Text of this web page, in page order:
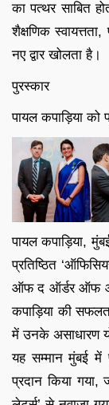
का पत्थर साबित
शैक्षणिक
नए द्वार खोलता है।
पुरस्कार
पायल कपाड़िया को
पायल कपाड़िया,
प्रतिष्ठित
ऑफ द ऑर्डर ऑफ
कपाड़िया की
में उनके असाधारण
यह सम्मान मुंबई में
प्रदान किया